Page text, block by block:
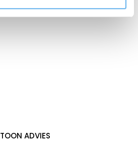
TOON ADVIES